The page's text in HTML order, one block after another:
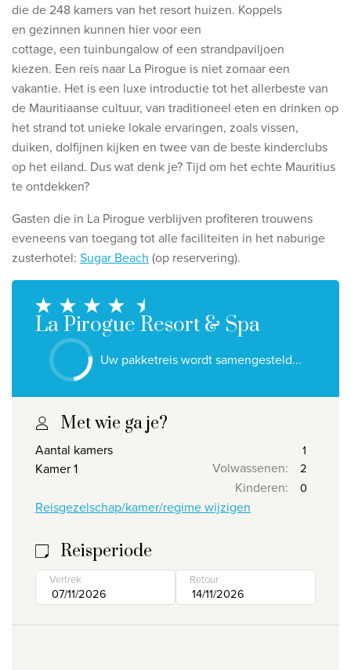
Ontdek onze thema's
Huwelijksreis
Adults only
Luxury
Bekijk alle thema's
De beste aanbiedingen
IKYK Malta
Dhigali Resort Maldives
Bekijk alle promoties
Over Travelworld
Waarom Travelworld
Contacteer ons
Vacatures
Voorwaarden
diede 248 kamers van het resort huizen. Koppels
en gezinnen kunnen hier voor een
cottage, een tuinbungalow of een strandpaviljoen
kiezen. Een reis naar La Pirogue is niet zomaar een
vakantie. Het is een luxe introductie tot het allerbeste van
de Mauritiaanse cultuur, van traditioneel eten en drinken op
het strand tot unieke lokale ervaringen, zoals vissen,
duiken, dolfijnen kijken en twee van de beste kinderclubs
op het eiland. Dus wat denk je? Tijd om het echte Mauritius
te ontdekken?
Gasten die in La Pirogue verblijven profiteren trouwens
eveneens van toegang tot alle faciliteiten in het naburige
zusterhotel: Sugar Beach (op reservering).
La Pirogue Resort & Spa
Uw pakketreis wordt samengesteld...
Met wie ga je?
Aantal kamers
Kamer 1
Volwassenen:
Kinderen:
Reisgezelschap/kamer/regime wijzigen
Reisperiode
Vertrek Retour